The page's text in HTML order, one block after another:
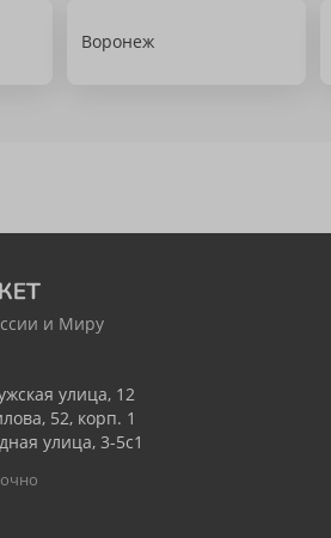
Воронеж
и Миру
улица, 12
52, корп. 1
улица, 3-5с1